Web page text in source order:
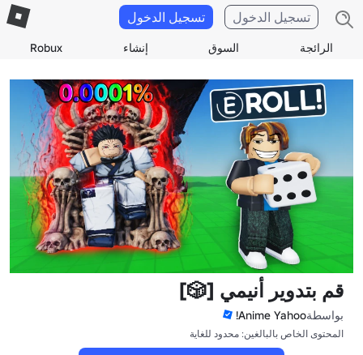
الرائجة السوق إنشاء Robux
تسجيل الدخول تسجيل الدخول
قم بتدوير أنيمي [🎲]
بواسطةAnime Yahoo!
المحتوى الخاص بالبالغين: محدود للغاية